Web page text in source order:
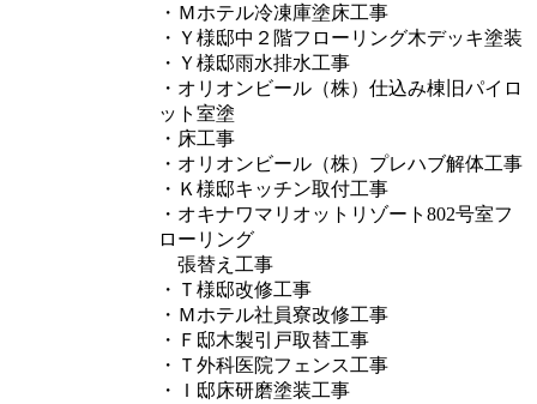
・Ｍホテル冷凍庫塗床工事
・Ｙ様邸中２階フローリング木デッキ塗装
・Ｙ様邸雨水排水工事
・オリオンビール（株）仕込み棟旧パイロ
ット室塗
・床工事
・オリオンビール（株）プレハブ解体工事
・Ｋ様邸キッチン取付工事
・オキナワマリオットリゾート802号室フ
ローリング
張替え工事
・Ｔ様邸改修工事
・Ｍホテル社員寮改修工事
・Ｆ邸木製引戸取替工事
・Ｔ外科医院フェンス工事
・Ｉ邸床研磨塗装工事